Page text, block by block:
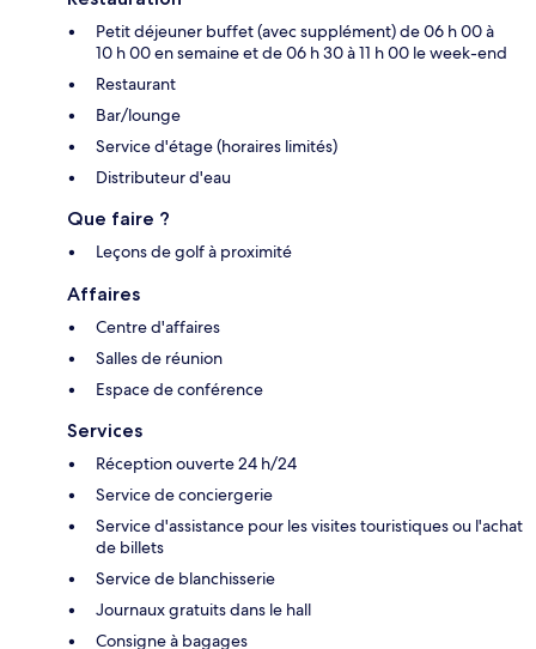
Petit déjeuner buffet (avec supplément) de 06 h 00 à
10 h 00 en semaine et de 06 h 30 à 11 h 00 le week-end
Restaurant
Bar/lounge
Service d'étage (horaires limités)
Distributeur d'eau
Que faire ?
Leçons de golf à proximité
Affaires
Centre d'affaires
Salles de réunion
Espace de conférence
Services
Réception ouverte 24 h/24
Service de conciergerie
Service d'assistance pour les visites touristiques ou l'achat
de billets
Service de blanchisserie
Journaux gratuits dans le hall
Consigne à bagages